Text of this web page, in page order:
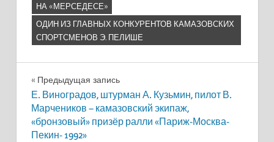
НА «МЕРСЕДЕСЕ»
ОДИН ИЗ ГЛАВНЫХ КОНКУРЕНТОВ КАМАЗОВСКИХ
СПОРТСМЕНОВ Э. ПЕЛИШЕ
Навигация
по
записям
Предыдущая запись
Е. Виноградов, штурман А. Кузьмин, пилот В.
Марчеников – камазовский экипаж,
«бронзовый» призёр ралли «Париж-Москва-
Пекин- 1992»